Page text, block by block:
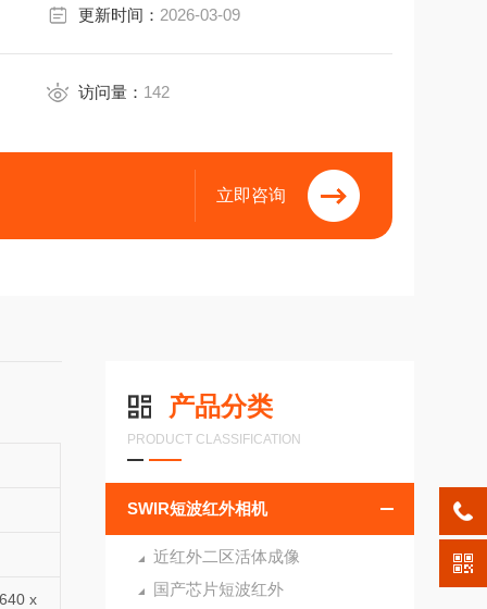
更新时间： 2026-03-09
访问量： 142
立即咨询
x
产品分类
PRODUCT CLASSIFICATION
SWIR短波红外相机
近红外二区活体成像
国产芯片短波红外